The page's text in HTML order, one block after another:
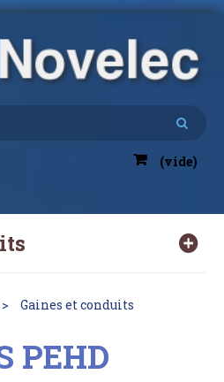
(vide)
Gaines et conduits
PEHD